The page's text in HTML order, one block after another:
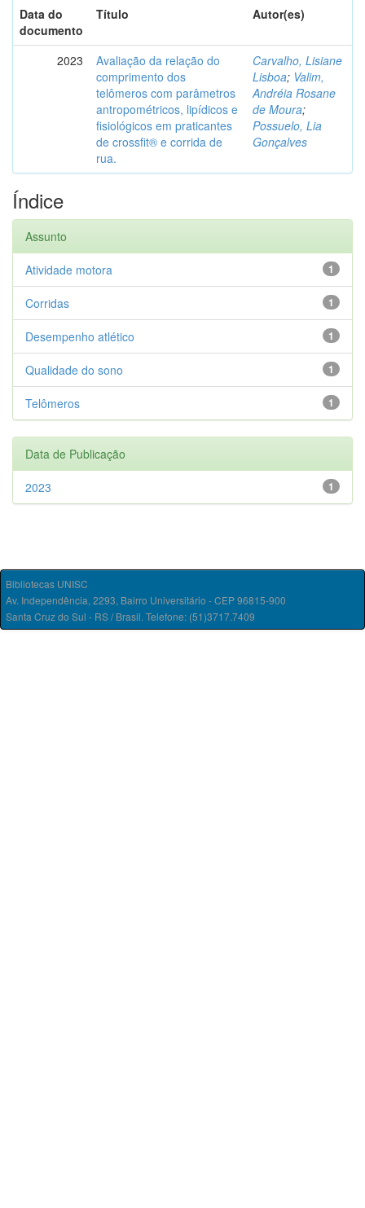
Data do
documento
Título Autor(es)
2023
Avaliação da relação do
comprimento dos
telômeros com parâmetros
antropométricos, lipídicos e
fisiológicos em praticantes
de crossfit® e corrida de
rua.
Carvalho, Lisiane
Lisboa; Valim,
Andréia Rosane
de Moura;
Possuelo, Lia
Gonçalves
Índice
Assunto
1
Atividade motora
1
Corridas
1
Desempenho atlético
1
Qualidade do sono
1
Telômeros
Data de Publicação
1
2023
Bibliotecas UNISC
Av. Independência, 2293, Bairro Universitário - CEP 96815-900
Santa Cruz do Sul - RS / Brasil. Telefone: (51)3717.7409